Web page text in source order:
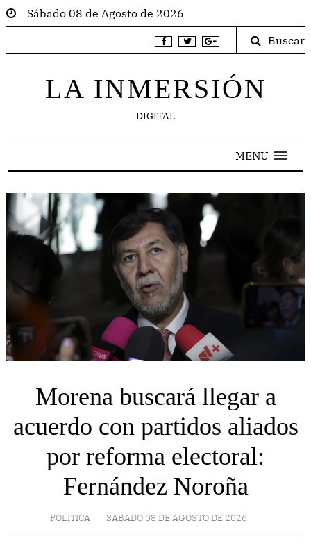
Sábado 08 de Agosto de 2026
Buscar
LA INMERSIÓN
DIGITAL
MENU
Morena buscará llegar a
acuerdo con partidos aliados
por reforma electoral:
Fernández Noroña
POLÍTICA SÁBADO 08 DE AGOSTO DE 2026